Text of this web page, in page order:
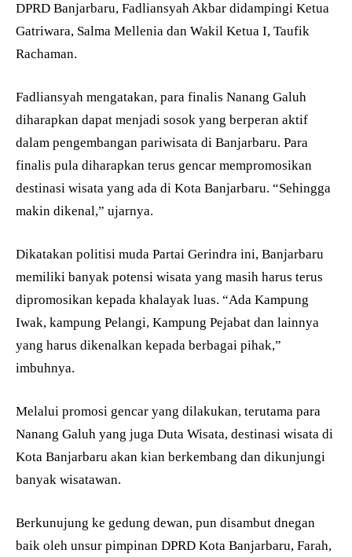
DPRD Banjarbaru, Fadliansyah Akbar didampingi Ketua
Gatriwara, Salma Mellenia dan Wakil Ketua I, Taufik
Rachaman.
Fadliansyah mengatakan, para finalis Nanang Galuh
diharapkan dapat menjadi sosok yang berperan aktif
dalam pengembangan pariwisata di Banjarbaru. Para
finalis pula diharapkan terus gencar mempromosikan
destinasi wisata yang ada di Kota Banjarbaru. “Sehingga
makin dikenal,” ujarnya.
Dikatakan politisi muda Partai Gerindra ini, Banjarbaru
memiliki banyak potensi wisata yang masih harus terus
dipromosikan kepada khalayak luas. “Ada Kampung
Iwak, kampung Pelangi, Kampung Pejabat dan lainnya
yang harus dikenalkan kepada berbagai pihak,”
imbuhnya.
Melalui promosi gencar yang dilakukan, terutama para
Nanang Galuh yang juga Duta Wisata, destinasi wisata di
Kota Banjarbaru akan kian berkembang dan dikunjungi
banyak wisatawan.
Berkunujung ke gedung dewan, pun disambut dnegan
baik oleh unsur pimpinan DPRD Kota Banjarbaru, Farah,